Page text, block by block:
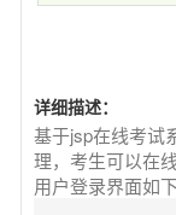
详细描述：
基于jsp在线考试
理，考生可以在
用户登录界面如